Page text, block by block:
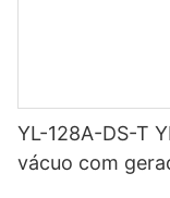
YL-128A-DS-T
vácuo com